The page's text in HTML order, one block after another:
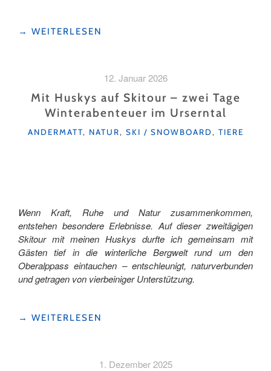
"EIN
FAMILIE"
→ WEITERLESEN
12. Januar 2026
Mit Huskys auf Skitour – zwei Tage
Winterabenteuer im Urserntal
KATEGORIEN
ANDERMATT, NATUR, SKI / SNOWBOARD, TIERE
Wenn Kraft, Ruhe und Natur zusammenkommen,
entstehen besondere Erlebnisse. Auf dieser zweitägigen
Skitour mit meinen Huskys durfte ich gemeinsam mit
Gästen tief in die winterliche Bergwelt rund um den
Oberalppass eintauchen – entschleunigt, naturverbunden
und getragen von vierbeiniger Unterstützung.
"MIT
→ WEITERLESEN
1. Dezember 2025